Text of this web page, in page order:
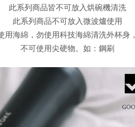
此系列商品皆不可放入烘碗機清洗
此系列商品不可放入微波爐使用
用海綿，勿使用科技海綿清洗外杯身
不可使用尖硬物。如：鋼刷